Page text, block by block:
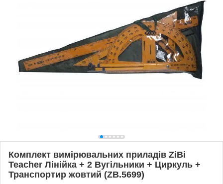
Комплект вимірювальних приладів ZiBi
Teacher Лінійка + 2 Вугільники + Циркуль +
Транспортир жовтий (ZB.5699)